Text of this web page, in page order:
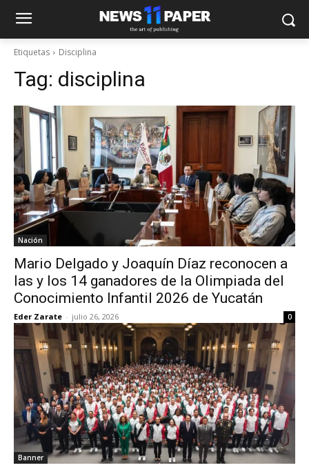
Etiquetas Disciplina
Tag: disciplina
Nación
Mario Delgado y Joaquín Díaz reconocen a
las y los 14 ganadores de la Olimpiada del
Conocimiento Infantil 2026 de Yucatán
Eder Zarate - julio 26, 2026 0
Banner